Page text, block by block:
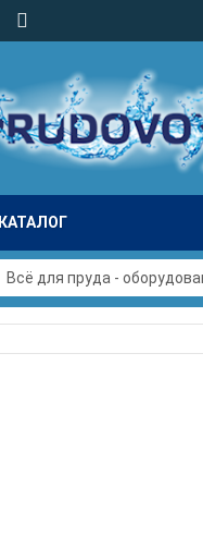
КАТАЛОГ
Всё для пруда -